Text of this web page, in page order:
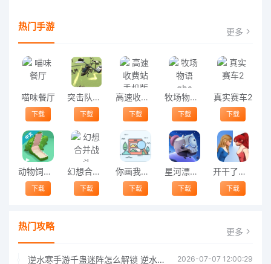
热门手游 更多
喵味餐厅
下载
突击队战争游戏官方版
下载
高速收费站手机版
下载
牧场物语gba
下载
真实赛车2
下载
动物饲养员手机版
下载
幻想合并战斗
下载
你画我猜接龙手机版
下载
星河漂流记小游戏最新版
下载
开干了小姐姐游戏
下载
热门攻略 更多
逆水寒手游千蛊迷阵怎么解锁 逆水寒手游千蛊迷阵解锁指南 2026-07-07 12:00:29